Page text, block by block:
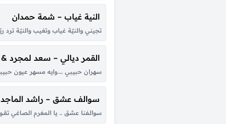
النية غياب – شمة حمدان
تجيني والنيّة غياب وتغيب والنيّة
القمر ديالي – سعد لمجرد
سهران حبيبي ….وايه مسهر عيون
سوالف عشق – راشد الماجد
سوالـفنا عشق .. يا المغرم الصاغي